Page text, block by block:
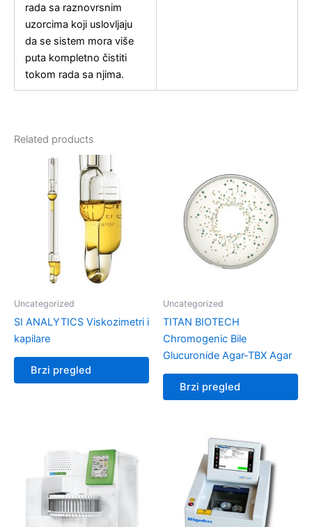
rada sa raznovrsnim
uzorcima koji uslovljaju
da se sistem mora više
puta kompletno čistiti
tokom rada sa njima.
Related products
Uncategorized
SI ANALYTICS Viskozimetri i
kapilare
Brzi pregled
Uncategorized
TITAN BIOTECH
Chromogenic Bile
Glucuronide Agar-TBX Agar
Brzi pregled